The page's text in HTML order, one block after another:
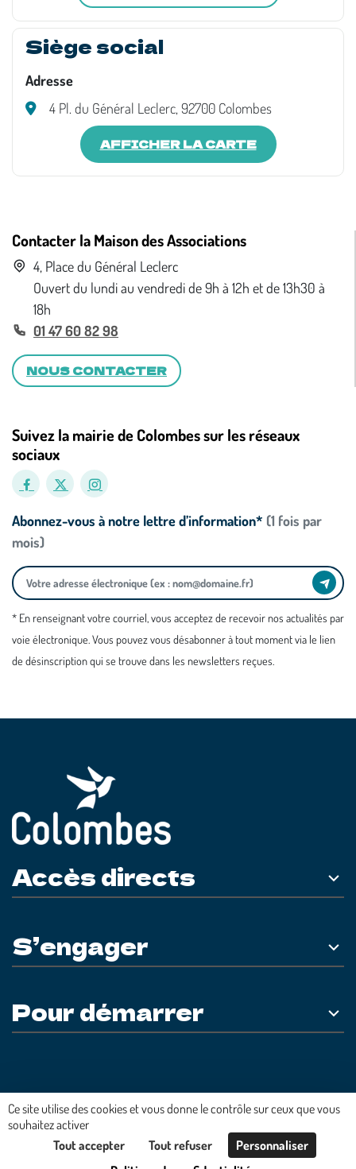
Siège social
Adresse
4 Pl. du Général Leclerc, 92700 Colombes
AFFICHER LA CARTE
Contacter la Maison des Associations
4, Place du Général Leclerc
Ouvert du lundi au vendredi de 9h à 12h et de 13h30 à
18h
01 47 60 82 98
NOUS CONTACTER
Suivez la mairie de Colombes sur les réseaux
sociaux
Abonnez-vous à notre lettre d’information* (1 fois par
mois)
* En renseignant votre courriel, vous acceptez de recevoir nos actualités par
voie électronique. Vous pouvez vous désabonner à tout moment via le lien
de désinscription qui se trouve dans les newsletters reçues.
Accès directs
S’engager
Pour démarrer
Plateforme développée en France parHACKTIV
Ce site utilise des cookies et vous donne le contrôle sur ceux que vous
souhaitez activer
Tout accepter
Tout refuser
Personnaliser